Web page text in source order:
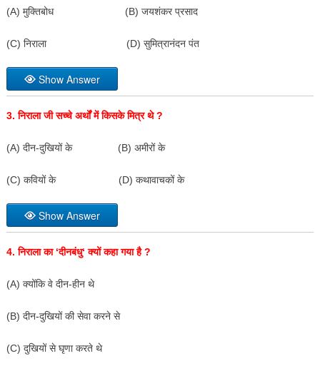
(A) मुक्तिबोध (B) जयशंकर प्रसाद
(C) निराला (D) सुमित्रानंदन पंत
Show Answer
3.निराला जी सच्चे अर्थों में किसके मित्र थे?
(A) दीन-दुखियों के (B) अमीरों के
(C) कवियों के (D) कथावाचकों के
Show Answer
4.निराला का ‘दीनबंधु‘क्यों कहा गया है?
(A) क्योंकि वे दीन-हीन थे
(B) दीन-दुखियों की सेवा करने से
(C) दुखियों से घृणा करते थे